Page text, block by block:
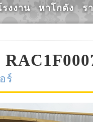
งงาน หาโกดัง ร
ร์